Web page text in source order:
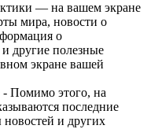
― на вашем экране
мира, новости о
о
другие полезные
экране вашей
Помимо этого, на
последние
и других